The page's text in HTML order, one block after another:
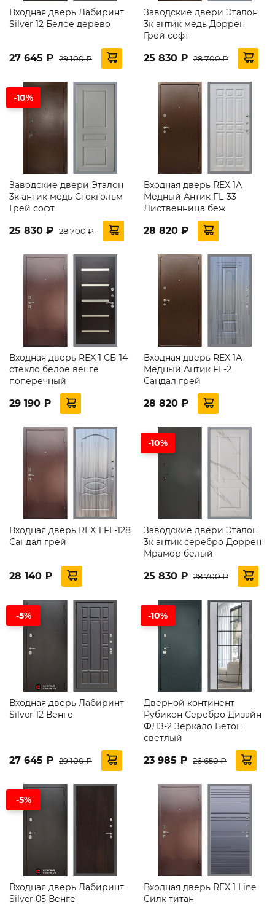
Входная дверь Лабиринт
Silver 12 Белое дерево
27 645 ₽ 29 100 ₽
Заводские двери Эталон
3к антик медь Доррен
Грей софт
25 830 ₽ 28 700 ₽
-10%
Заводские двери Эталон
3к антик медь Стокгольм
Грей софт
25 830 ₽ 28 700 ₽
Входная дверь REX 1А
Медный Антик FL-33
Лиственница беж
28 820 ₽
Входная дверь REX 1 СБ-14
стекло белое венге
поперечный
29 190 ₽
Входная дверь REX 1А
Медный Антик FL-2
Сандал грей
28 820 ₽
Входная дверь REX 1 FL-128
Сандал грей
28 140 ₽
-10%
Заводские двери Эталон
3к антик серебро Доррен
Мрамор белый
25 830 ₽ 28 700 ₽
-5%
Входная дверь Лабиринт
Silver 12 Венге
27 645 ₽ 29 100 ₽
-10%
Дверной континент
Рубикон Серебро Дизайн
ФЛЗ-2 Зеркало Бетон
светлый
23 985 ₽ 26 650 ₽
-5%
Входная дверь Лабиринт
Silver 05 Венге
Входная дверь REX 1 Line
Силк титан